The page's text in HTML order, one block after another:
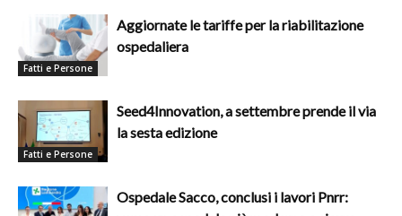
Fatti e Persone
Aggiornate le tariffe per la riabilitazione
ospedaliera
Fatti e Persone
Seed4Innovation, a settembre prende il via
la sesta edizione
Ospedale Sacco, conclusi i lavori Pnrr: